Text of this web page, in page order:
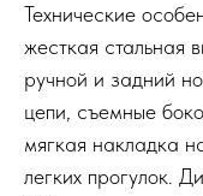
Технические
жесткая стальная
ручной и задний
цепи, съемные
мягкая накладка
легких прогулок.